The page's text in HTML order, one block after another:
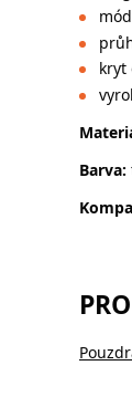
kryt
Barva: